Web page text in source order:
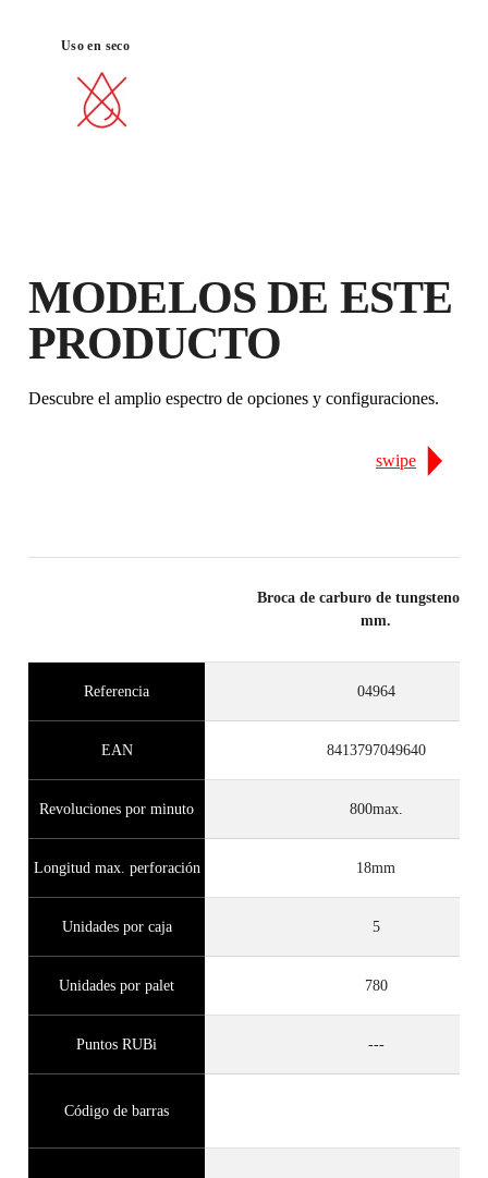
Uso en seco
MODELOS DE ESTE
PRODUCTO
Descubre el amplio espectro de opciones y configuraciones.
swipe
Broca de carburo de tungsteno Ø
mm.
Referencia 04964
EAN 8413797049640
Revoluciones por minuto 800max.
Longitud max. perforación 18mm
Unidades por caja 5
Unidades por palet 780
Puntos RUBi ---
Código de barras